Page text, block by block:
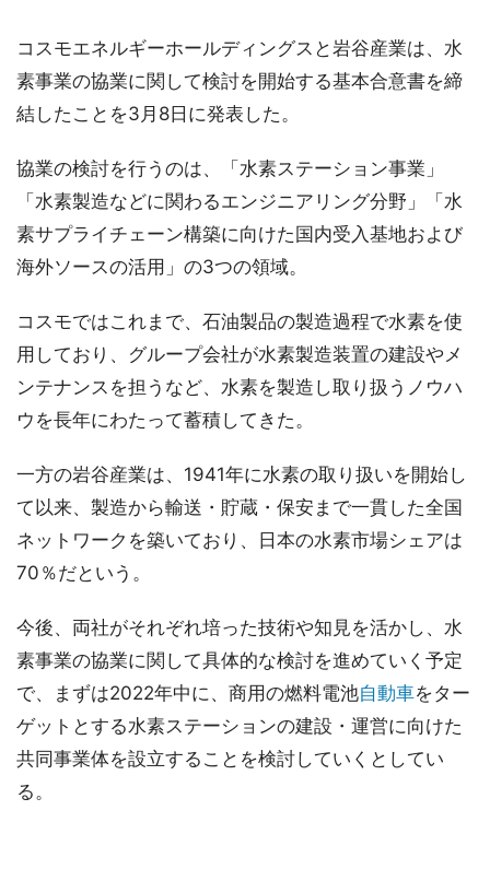
コスモエネルギーホールディングスと岩谷産業は、水
素事業の協業に関して検討を開始する基本合意書を締
結したことを3月8日に発表した。
協業の検討を行うのは、「水素ステーション事業」
「水素製造などに関わるエンジニアリング分野」「水
素サプライチェーン構築に向けた国内受入基地および
海外ソースの活用」の3つの領域。
コスモではこれまで、石油製品の製造過程で水素を使
用しており、グループ会社が水素製造装置の建設やメ
ンテナンスを担うなど、水素を製造し取り扱うノウハ
ウを長年にわたって蓄積してきた。
一方の岩谷産業は、1941年に水素の取り扱いを開始し
て以来、製造から輸送・貯蔵・保安まで一貫した全国
ネットワークを築いており、日本の水素市場シェアは
70％だという。
今後、両社がそれぞれ培った技術や知見を活かし、水
素事業の協業に関して具体的な検討を進めていく予定
で、まずは2022年中に、商用の燃料電池自動車をター
ゲットとする水素ステーションの建設・運営に向けた
共同事業体を設立することを検討していくとしてい
る。